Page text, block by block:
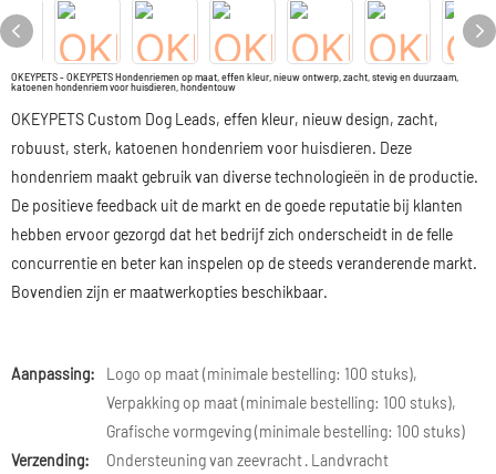
OKEYPETS - OKEYPETS Hondenriemen op maat, effen kleur, nieuw ontwerp, zacht, stevig en duurzaam,
katoenen hondenriem voor huisdieren, hondentouw
OKEYPETS Custom Dog Leads, effen kleur, nieuw design, zacht,
robuust, sterk, katoenen hondenriem voor huisdieren. Deze
hondenriem maakt gebruik van diverse technologieën in de productie.
De positieve feedback uit de markt en de goede reputatie bij klanten
hebben ervoor gezorgd dat het bedrijf zich onderscheidt in de felle
concurrentie en beter kan inspelen op de steeds veranderende markt.
Bovendien zijn er maatwerkopties beschikbaar.
Aanpassing:
Logo op maat (minimale bestelling: 100 stuks),
Verpakking op maat (minimale bestelling: 100 stuks),
Grafische vormgeving (minimale bestelling: 100 stuks)
Verzending:
Ondersteuning van zeevracht · Landvracht